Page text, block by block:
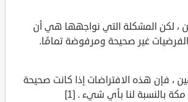
، لكن المشكلة التي نواجهها هي أن
غير صحيحة ومرفوضة تمامًا.
، فإن هذه الافتراضات إذا كانت صحيحة
بالنسبة لنا بأي شيء . [1]